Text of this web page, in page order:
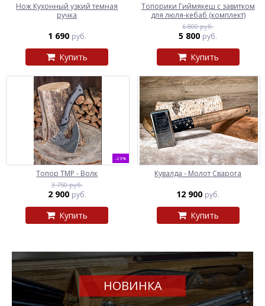
Нож Кухонный узкий темная
ручка
1 690 руб.
Купить
Топорики Гиймякеш с завитком
для люля-кебаб (комплект)
6 800 руб.
5 800 руб.
Купить
-23%
Топор ТМР - Волк
3 750 руб.
2 900 руб.
Купить
Кувалда - Молот Сварога
12 900 руб.
Купить
НОВИНКА